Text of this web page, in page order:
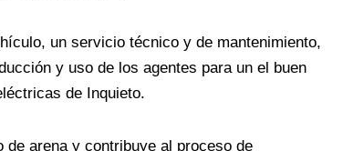
un servicio técnico y de mantenimiento,
y uso de los agentes para un el buen
de Inquieto.
arena y contribuye al proceso de